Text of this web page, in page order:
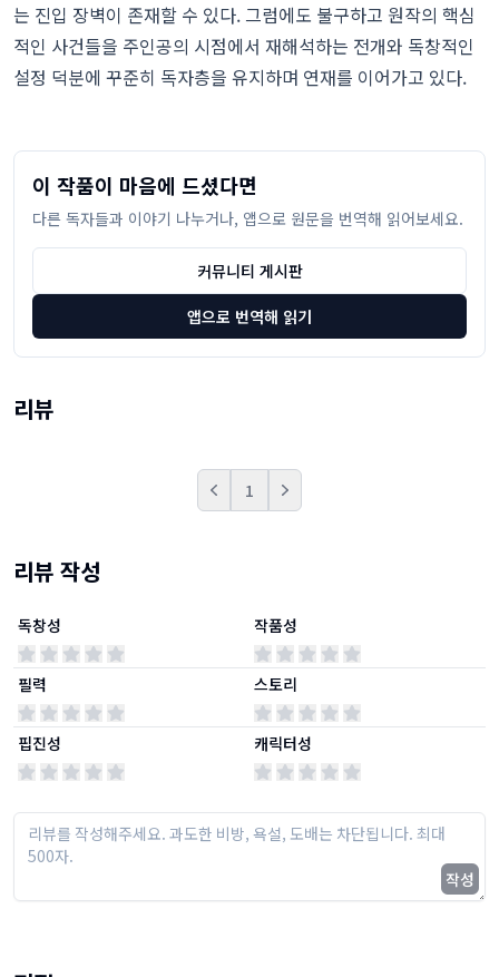
는 진입 장벽이 존재할 수 있다. 그럼에도 불구하고 원작의 핵심
적인 사건들을 주인공의 시점에서 재해석하는 전개와 독창적인
설정 덕분에 꾸준히 독자층을 유지하며 연재를 이어가고 있다.
이 작품이 마음에 드셨다면
다른 독자들과 이야기 나누거나, 앱으로 원문을 번역해 읽어보세요.
커뮤니티 게시판
앱으로 번역해 읽기
리뷰
Prev 1 Next
리뷰 작성
독창성
필력
핍진성
작품성
스토리
캐릭터성
작성